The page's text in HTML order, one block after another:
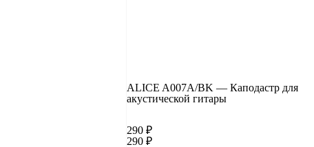
ALICE A007A/BK — Каподастр для
акустической гитары
290 ₽
290 ₽